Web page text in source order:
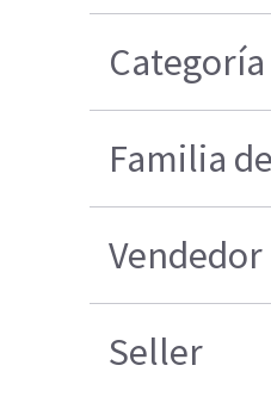
Categoría
Familia
Vendedor
Seller